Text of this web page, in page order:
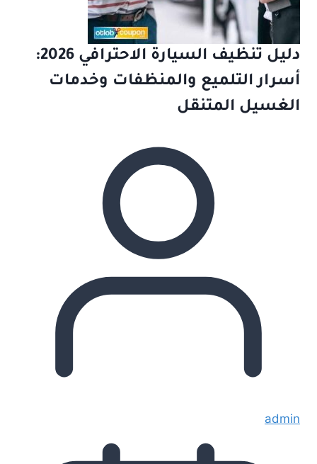
دليل تنظيف السيارة الاحترافي 2026:
أسرار التلميع والمنظفات وخدمات
الغسيل المتنقل
admin